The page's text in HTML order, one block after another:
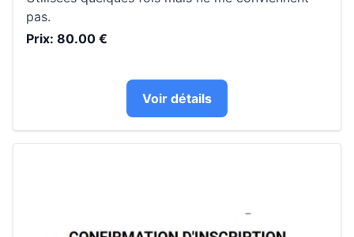
pas.
Prix: 80.00 €
Voir détails